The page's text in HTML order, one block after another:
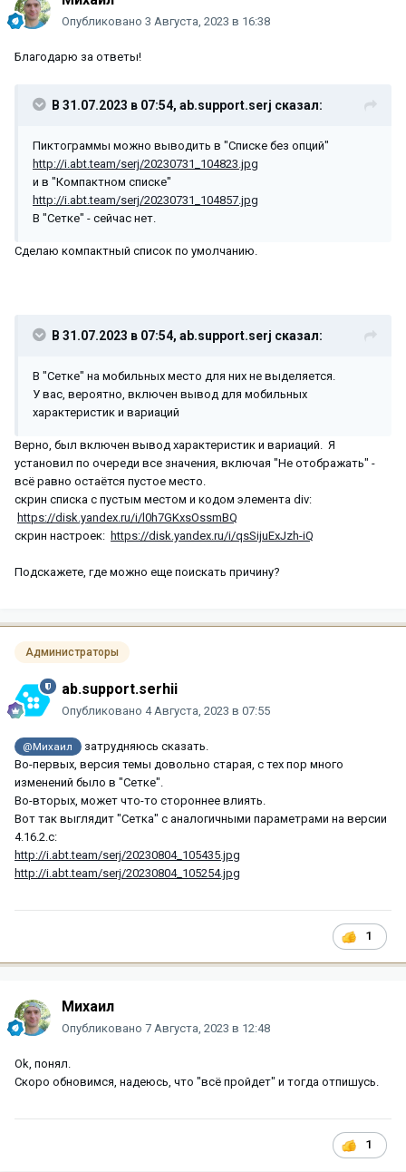
Опубликовано 3 Августа, 2023 в 16:38
Благодарю за ответы!
В 31.07.2023 в 07:54, ab.support.serj сказал:
Пиктограммы можно выводить в "Списке без опций"
http://i.abt.team/serj/20230731_104823.jpg
и в "Компактном списке"
http://i.abt.team/serj/20230731_104857.jpg
В "Сетке" - сейчас нет.
Сделаю компактный список по умолчанию.
В 31.07.2023 в 07:54, ab.support.serj сказал:
В "Сетке" на мобильных место для них не выделяется.
У вас, вероятно, включен вывод для мобильных
характеристик и вариаций
Верно, был включен вывод характеристик и вариаций. Я
установил по очереди все значения, включая "Не отображать" -
всё равно остаётся пустое место.
скрин списка с пустым местом и кодом элемента div:
https://disk.yandex.ru/i/l0h7GKxsOssmBQ
скрин настроек: https://disk.yandex.ru/i/qsSijuExJzh-iQ
Подскажете, где можно еще поискать причину?
Администраторы
ab.support.serhii
Опубликовано 4 Августа, 2023 в 07:55
@Михаил
затрудняюсь сказать.
Во-первых, версия темы довольно старая, с тех пор много
изменений было в "Сетке".
Во-вторых, может что-то стороннее влиять.
Вот так выглядит "Сетка" с аналогичными параметрами на версии
4.16.2.c:
http://i.abt.team/serj/20230804_105435.jpg
http://i.abt.team/serj/20230804_105254.jpg
1
Михаил
Опубликовано 7 Августа, 2023 в 12:48
Ok, понял.
Скоро обновимся, надеюсь, что "всё пройдет" и тогда отпишусь.
1